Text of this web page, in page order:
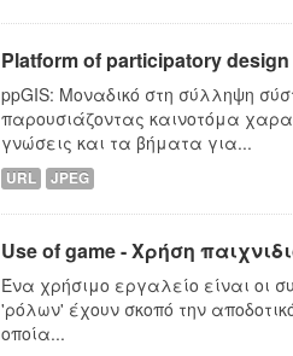
Platform of participatory
ppGIS: Μοναδικό στη σύλληψη
παρουσιάζοντας καινοτόμα
γνώσεις και τα βήματα για...
URL JPEG
Use of game - Χρήση
Ένα χρήσιμο εργαλείο είναι οι
'ρόλων' έχουν σκοπό την
οποία...